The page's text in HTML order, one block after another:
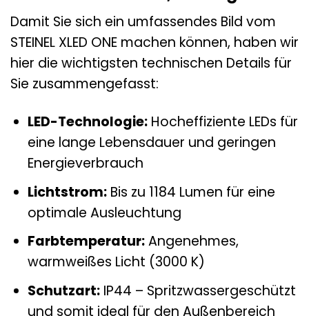
Damit Sie sich ein umfassendes Bild vom
STEINEL XLED ONE machen können, haben wir
hier die wichtigsten technischen Details für
Sie zusammengefasst:
LED-Technologie:Hocheffiziente LEDs für
eine lange Lebensdauer und geringen
Energieverbrauch
Lichtstrom:Bis zu 1184 Lumen für eine
optimale Ausleuchtung
Farbtemperatur:Angenehmes,
warmweißes Licht (3000 K)
Schutzart:IP44 – Spritzwassergeschützt
und somit ideal für den Außenbereich